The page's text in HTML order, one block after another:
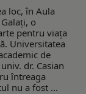
loc, în Aula
o
pentru viaţa
Universitatea
de
dr. Casian
întreaga
nu a fost ...